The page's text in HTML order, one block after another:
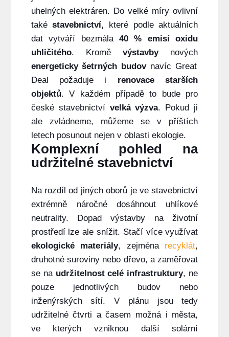
uhelných elektráren. Do velké míry ovlivní
takéstavebnictví,
které podle aktuálních
dat vytváří bezmála40 % emisí oxidu
uhličitého. Kroměvýstavby nových
energeticky šetrných budov navíc Great
Deal požaduje i renovace starších
objektů. V každém případě to bude pro
české stavebnictví velká výzva. Pokud ji
ale zvládneme, můžeme se v příštích
letech posunout nejen v oblasti ekologie.
Komplexní pohled na
udržitelné stavebnictví
Na rozdíl od jiných oborů je ve stavebnictví
extrémně náročné dosáhnout uhlíkové
neutrality.
Dopad výstavby na životní
prostředí lze ale snížit. Stačí více využívat
ekologické materiály, zejména recyklát,
druhotné suroviny nebo dřevo, a zaměřovat
se na udržitelnost celé infrastruktury, ne
pouze jednotlivých budov nebo
inženýrských sítí. V plánu jsou tedy
udržitelné čtvrti a časem možná i města,
ve kterých vzniknou další solární